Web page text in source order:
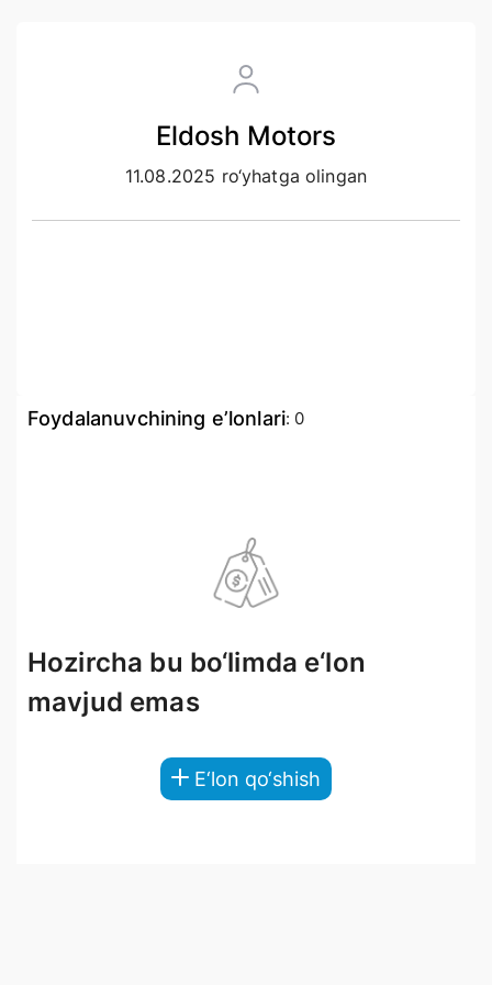
Eldosh Motors
11.08.2025 ro‘yhatga olingan
Foydalanuvchining e’lonlari: 0
Hozircha bu bo‘limda e‘lon
mavjud emas
E‘lon qo‘shish